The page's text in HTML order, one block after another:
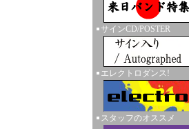
サインCD/POSTER
エレクトロダンス!
スタッフのオススメ